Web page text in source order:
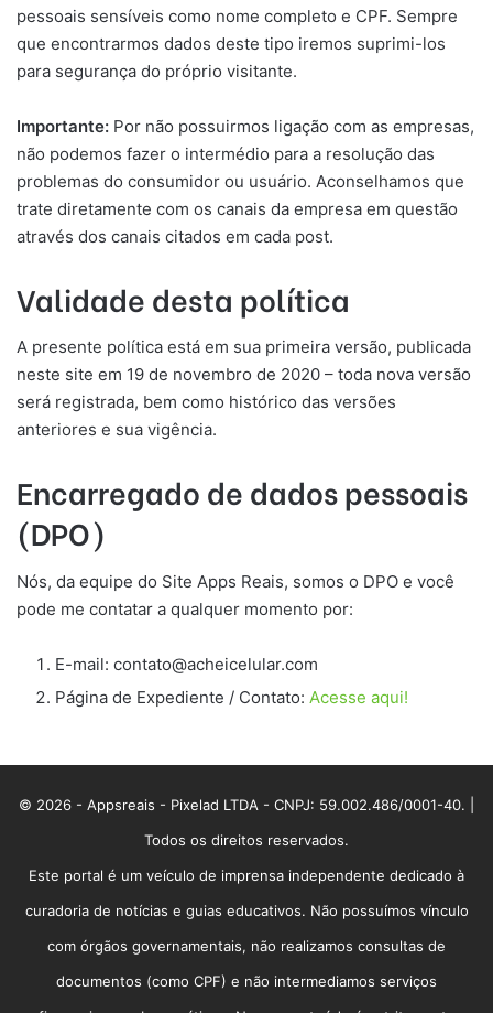
pessoais sensíveis como nome completo e CPF. Sempre
que encontrarmos dados deste tipo iremos suprimi-los
para segurança do próprio visitante.
Importante: Por não possuirmos ligação com as empresas,
não podemos fazer o intermédio para a resolução das
problemas do consumidor ou usuário. Aconselhamos que
trate diretamente com os canais da empresa em questão
através dos canais citados em cada post.
Validade desta política
A presente política está em sua primeira versão, publicada
neste site em 19 de novembro de 2020 – toda nova versão
será registrada, bem como histórico das versões
anteriores e sua vigência.
Encarregado de dados pessoais
(DPO)
Nós, da equipe do Site Apps Reais, somos o DPO e você
pode me contatar a qualquer momento por:
E-mail: contato@acheicelular.com
Página de Expediente / Contato: Acesse aqui!
© 2026 - Appsreais - Pixelad LTDA - CNPJ: 59.002.486/0001-40. |
Todos os direitos reservados.
Este portal é um veículo de imprensa independente dedicado à
curadoria de notícias e guias educativos. Não possuímos vínculo
com órgãos governamentais, não realizamos consultas de
documentos (como CPF) e não intermediamos serviços